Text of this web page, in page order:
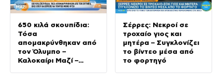
650 κιλά σκουπίδια:
Τόσα
απομακρύνθηκαν από
τον Όλυμπο –
Καλοκαίρι Μαζί –
Σέρρες: Νεκροί σε
τροχαίο γιος και
μητέρα – Συγκλονίζει
το βίντεο μέσα από
το φορτηγό